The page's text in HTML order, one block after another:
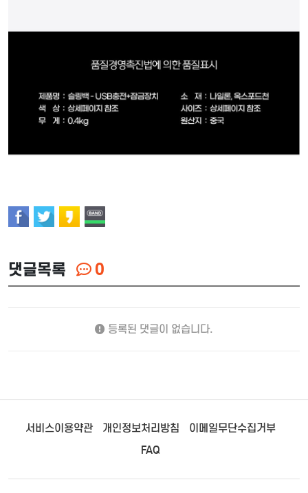
댓글목록 0
등록된 댓글이 없습니다.
서비스이용약관 개인정보처리방침
이메일무단수집거부
FAQ